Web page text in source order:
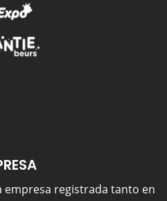
empresa registrada tanto en